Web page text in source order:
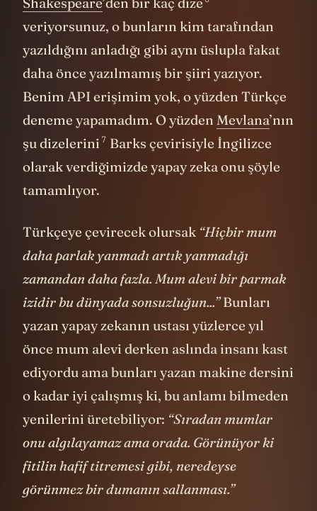
daha önce yazılmamış bir şiiri yazıyor.
Benim API erişimim yok, o yüzden Türkçe
deneme yapamadım. O yüzdenMevlana
şu dizelerini Barks çevirisiyle İngilizce
olarak verdiğimizde yapay zeka onu şöyle
tamamlıyor.
Türkçeye çevirecek olursak
zamandan daha fazla. Mum alevi bir parmak
izidir bu dünyada sonsuzluğun...”Bunları
yazan yapay zekanın ustası yüzlerce yıl
önce mum alevi derken aslında insanı kast
ediyordu ama bunları yazan makine dersini
o kadar iyi çalışmış ki, bu anlamı bilmeden
yenilerini üretebiliyor:“Sıradan mumlar
onu algılayamaz ama orada. Görünüyor ki
fitilin hafif titremesi gibi, neredeyse
görünmez bir dumanın sallanması.”
Röportaj yapabiliyor